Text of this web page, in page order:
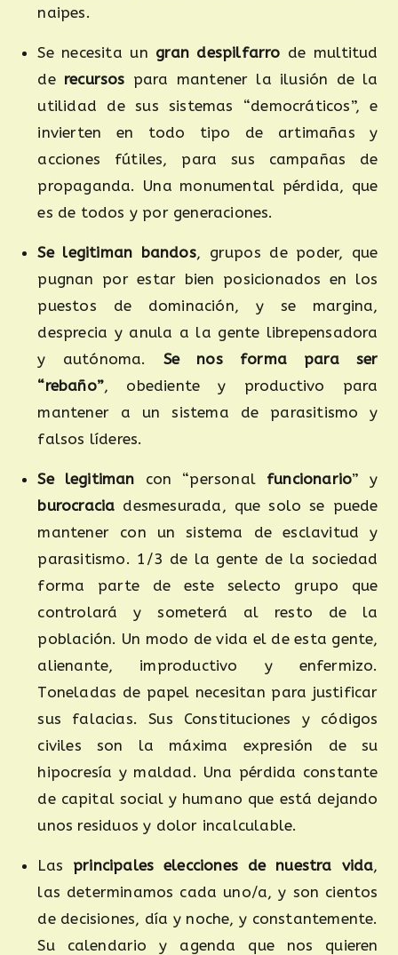
naipes.
Se necesita un gran despilfarro de multitud
de recursos para mantener la ilusión de la
utilidad de sus sistemas “democráticos”, e
invierten en todo tipo de artimañas y
acciones fútiles, para sus campañas de
propaganda. Una monumental pérdida, que
es de todos y por generaciones.
Se legitiman bandos, grupos de poder, que
pugnan por estar bien posicionados en los
puestos de dominación, y se margina,
desprecia y anula a la gente librepensadora
y autónoma. Se nos forma para ser
“rebaño”, obediente y productivo para
mantener a un sistema de parasitismo y
falsos líderes.
Se legitiman con “personal funcionario” y
burocracia desmesurada, que solo se puede
mantener con un sistema de esclavitud y
parasitismo. 1/3 de la gente de la sociedad
forma parte de este selecto grupo que
controlará y someterá al resto de la
población. Un modo de vida el de esta gente,
alienante, improductivo y enfermizo.
Toneladas de papel necesitan para justificar
sus falacias. Sus Constituciones y códigos
civiles son la máxima expresión de su
hipocresía y maldad. Una pérdida constante
de capital social y humano que está dejando
unos residuos y dolor incalculable.
Las principales elecciones de nuestra vida,
las determinamos cada uno/a, y son cientos
de decisiones, día y noche, y constantemente.
Su calendario y agenda que nos quieren